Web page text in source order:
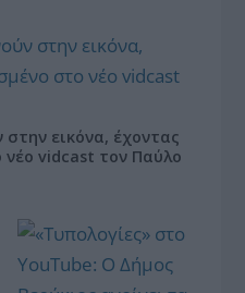
εικόνα, έχοντας
vidcast τον Παύλο